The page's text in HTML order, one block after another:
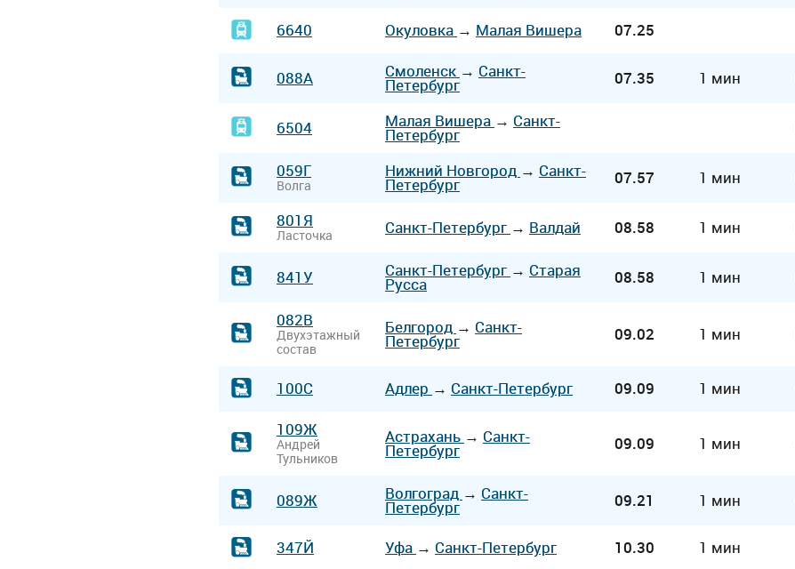
6640 Окуловка → Малая Вишера 07.25
088А Смоленск → Санкт-
Петербург 07.35 1 мин
6504 Малая Вишера → Санкт-
Петербург
059Г
Волга
Нижний Новгород → Санкт-
Петербург 07.57 1 мин
801Я
Ласточка Санкт-Петербург → Валдай 08.58 1 мин
841У Санкт-Петербург → Старая
Русса 08.58 1 мин
082В
Двухэтажный
состав
Белгород → Санкт-
Петербург 09.02 1 мин
100С Адлер → Санкт-Петербург 09.09 1 мин
109Ж
Андрей
Тульников
Астрахань → Санкт-
Петербург 09.09 1 мин
089Ж Волгоград → Санкт-
Петербург 09.21 1 мин
347Й Уфа → Санкт-Петербург 10.30 1 мин